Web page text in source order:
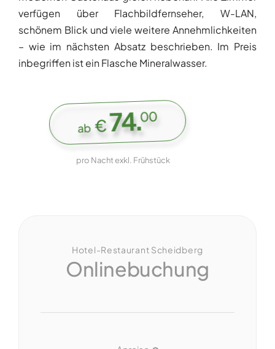
verfügen über Flachbildfernseher, W-LAN,
schönem Blick und viele weitere Annehmlichkeiten
– wie im nächsten Absatz beschrieben. Im Preis
inbegriffen ist ein Flasche Mineralwasser.
ab €74.00
pro Nacht exkl. Frühstück
Hotel-Restaurant Scheidberg
Onlinebuchung